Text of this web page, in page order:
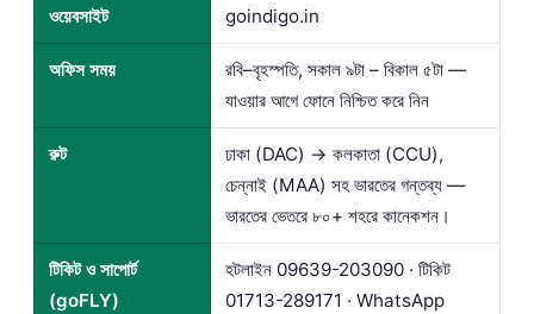
ওয়েবসাইট goindigo.in
অফিস সময়
রবি–বৃহস্পতি, সকাল ৯টা – বিকাল ৫টা —
যাওয়ার আগে ফোনে নিশ্চিত করে নিন
রুট
ঢাকা (DAC) → কলকাতা (CCU),
চেন্নাই (MAA) সহ ভারতের গন্তব্য —
ভারতের ভেতরে ৮০+ শহরে কানেকশন।
টিকিট ও সাপোর্ট
(goFLY)
হটলাইন 09639-203090 · টিকিট
01713-289171 · WhatsApp